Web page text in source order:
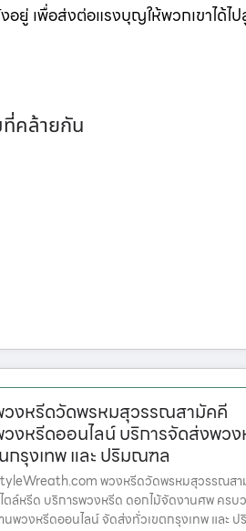
ยู่ เพื่อส่งต่อแรงบุญให้พวกเขาได้ไ
คล้ายกัน
งหรีดวัดพรหมสุวรรณสามัคคี
งหรีดออนไลน์ บริการจัดส่งพว
กรุงเทพ และ ปริมณฑล
พวงหรีดวัดพรหมสุวรรณส
ตล์หรีด บริการพวงหรีด ดอกไม้จัดงานศพ ครบ
นพวงหรีดออนไลน์ จัดส่งทั่วเขตกรุงเทพ และ